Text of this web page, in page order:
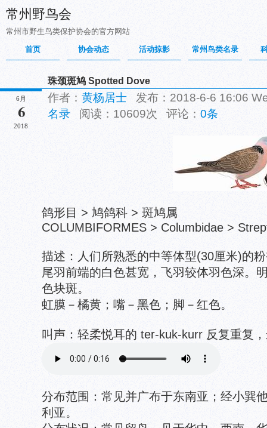
常州野鸟会
常州市野生鸟类保护协会的官方网站
首页
协会动态 活动掠影 常州鸟类名录
6月
6
2018
珠颈斑鸠 Spotted Dove
作者： 黄杨居士 发布：2018-6-6 16:06
名录 阅读：10609次 评论： 0条
鸽形目 > 鸠鸽科 > 斑鸠属
COLUMBIFORMES > Columbidae >
描述：人们所熟悉的中等体型(30厘米)的
尾羽前端的白色甚宽，飞羽较体羽色深。
色块斑。
虹膜－橘黄；嘴－黑色；脚－红色。
叫声：轻柔悦耳的 ter-kuk-kurr 反复重复
分布范围：常见并广布于东南亚；经小巽
利亚。